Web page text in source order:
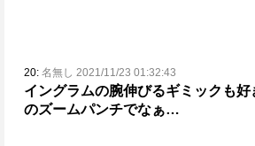
20: 名無し 2021/11/23 01:32:43
イングラムの腕伸びるギミックも
のズームパンチでなぁ…